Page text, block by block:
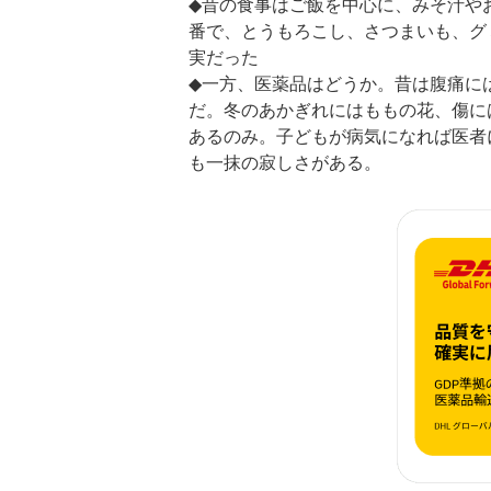
◆昔の食事はご飯を中心に、みそ汁や
番で、とうもろこし、さつまいも、
実だった
◆一方、医薬品はどうか。昔は腹痛に
だ。冬のあかぎれにはももの花、傷
あるのみ。子どもが病気になれば医
も一抹の寂しさがある。